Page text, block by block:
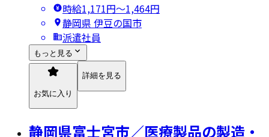
時給1,171円〜1,464円
静岡県 伊豆の国市
派遣社員
もっと見る
お気に入り
詳細を見る
静岡県富士宮市／医療製品の製造・